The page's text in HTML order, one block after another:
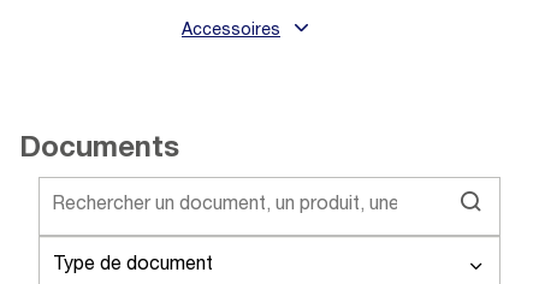
Accessoires
Documents
Type de document